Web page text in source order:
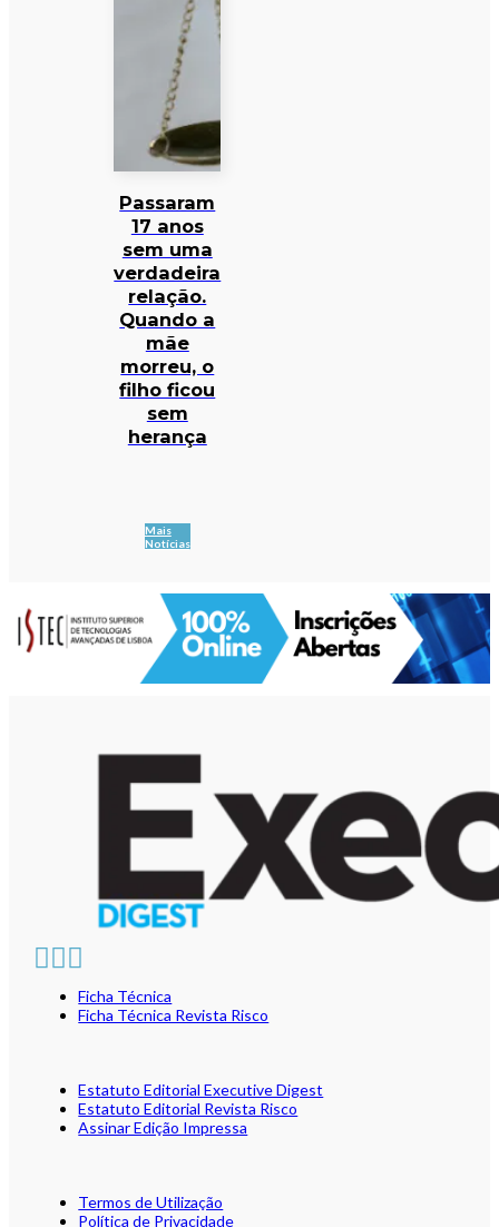
Passaram
17 anos
sem uma
verdadeira
relação.
Quando a
mãe
morreu, o
filho ficou
sem
herança
Mais
Notícias
Ficha Técnica
Ficha Técnica Revista Risco
Estatuto Editorial Executive Digest
Estatuto Editorial Revista Risco
Assinar Edição Impressa
Termos de Utilização
Política de Privacidade